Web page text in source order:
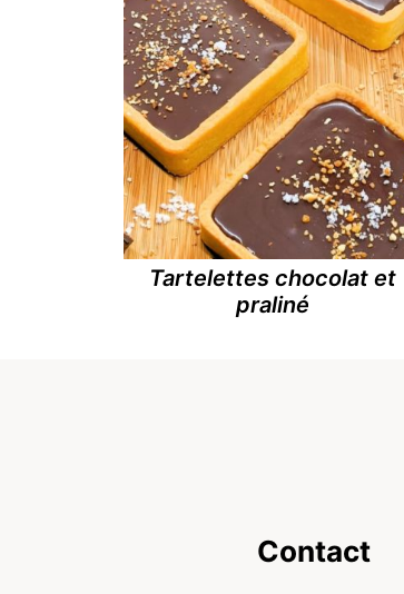
Tartelettes chocolat et
praliné
Contact